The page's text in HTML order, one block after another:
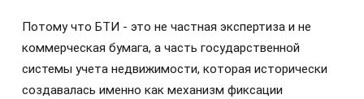
Потому что БТИ - это не частная экспертиза и не
коммерческая бумага, а часть государственной
системы учета недвижимости, которая исторически
создавалась именно как механизм фиксации